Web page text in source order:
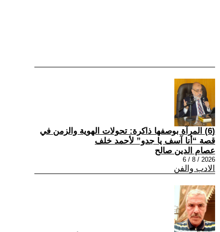
(6) المرآة بوصفها ذاكرة: تحولات الهوية والزمن في
قصة “أنا آسف يا جدو” لأحمد خلف
عصام الدين صالح
2026 / 8 / 6
الادب والفن